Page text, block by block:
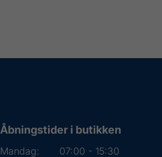
Åbningstider i butikken
Mandag: 07:00 - 15:30